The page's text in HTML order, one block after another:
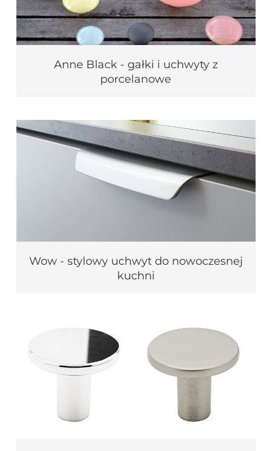
Anne Black - gałki i uchwyty z
porcelanowe
Wow - stylowy uchwyt do nowoczesnej
kuchni